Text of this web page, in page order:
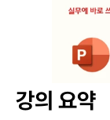
강의 요약